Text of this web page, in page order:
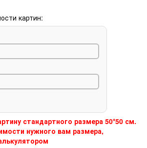
картин:
стандартного размера 50*50 см.
нужного вам размера,